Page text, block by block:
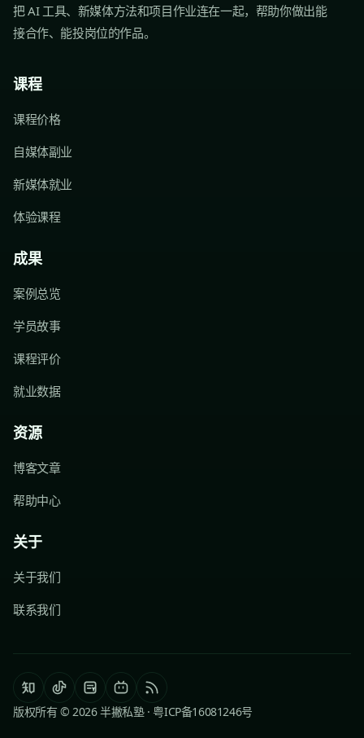
把 AI 工具、新媒体方法和项目作业连在一起，帮助你做出能
接合作、能投岗位的作品。
课程
课程价格
自媒体副业
新媒体就业
体验课程
成果
案例总览
学员故事
课程评价
就业数据
资源
博客文章
帮助中心
关于
关于我们
联系我们
版权所有 © 2026 半撇私塾 ·粤ICP备16081246号